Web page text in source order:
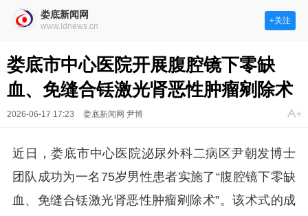
娄底新闻网
www.ldnews.cn
+关注
娄底市中心医院开展腹腔镜下零缺
血、免缝合铥激光肾恶性肿瘤剜除术
2026-06-17 17:23 娄底新闻网 尹博
近日，娄底市中心医院泌尿外科二病区尹朝发博士
团队成功为一名75岁男性患者实施了“腹腔镜下零缺
血、免缝合铥激光肾恶性肿瘤剜除术”。该术式的成